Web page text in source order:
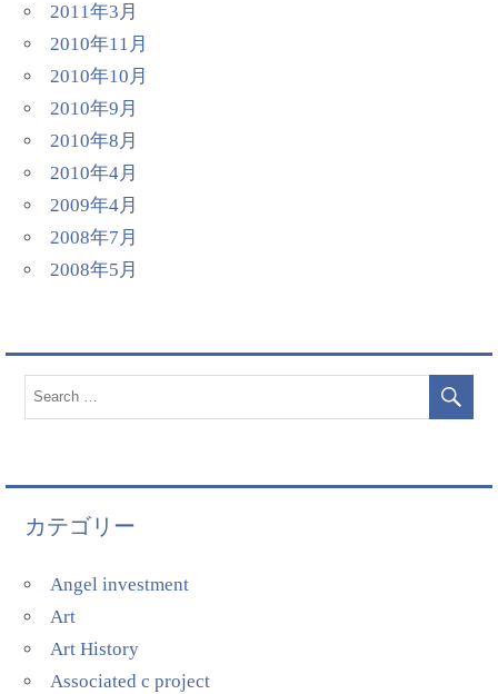
2011年3月
2010年11月
2010年10月
2010年9月
2010年8月
2010年4月
2009年4月
2008年7月
2008年5月
カテゴリー
Angel investment
Art
Art History
Associated c project